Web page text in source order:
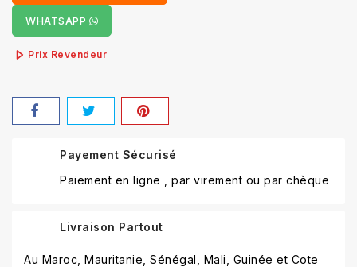
WHATSAPP
Prix Revendeur
Payement Sécurisé
Paiement en ligne , par virement ou par chèque
Livraison Partout
Au Maroc, Mauritanie, Sénégal, Mali, Guinée et Cote